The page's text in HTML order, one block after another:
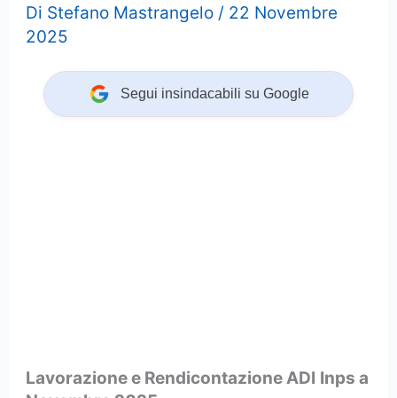
Di Stefano Mastrangelo / 22 Novembre
2025
Segui insindacabili su Google
Lavorazione e Rendicontazione ADI Inps a